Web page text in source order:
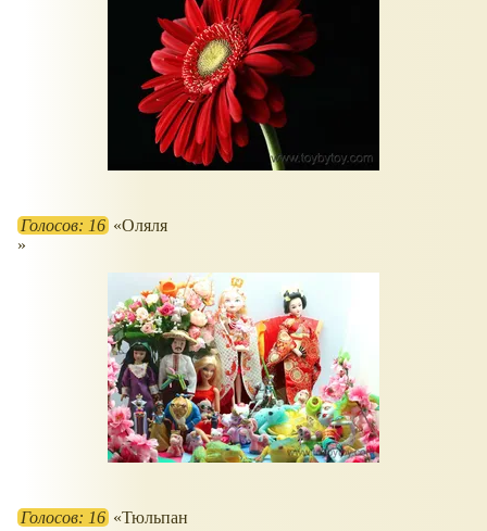
Голосов: 16 Оляля
Голосов: 16 Тюльпан